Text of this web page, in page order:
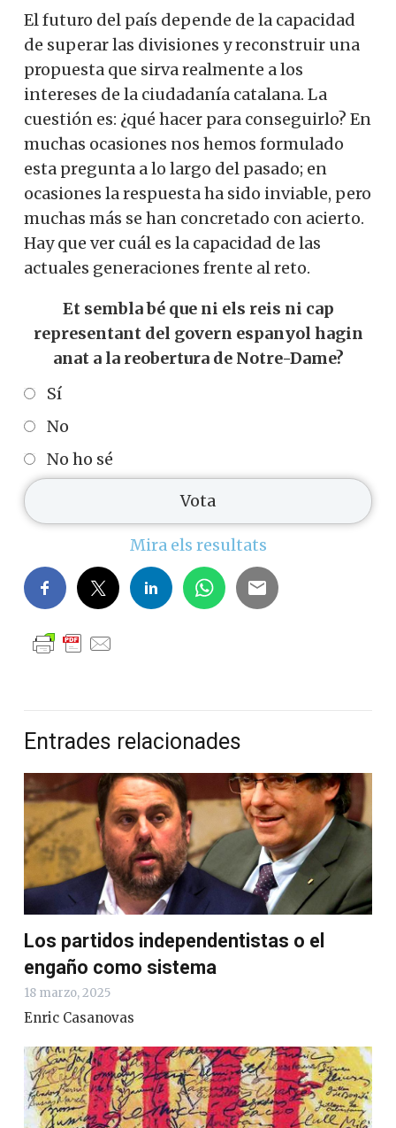
El futuro del país depende de la capacidad
de superar las divisiones y reconstruir una
propuesta que sirva realmente a los
intereses de la ciudadanía catalana. La
cuestión es: ¿qué hacer para conseguirlo? En
muchas ocasiones nos hemos formulado
esta pregunta a lo largo del pasado; en
ocasiones la respuesta ha sido inviable, pero
muchas más se han concretado con acierto.
Hay que ver cuál es la capacidad de las
actuales generaciones frente al reto.
Et sembla bé que ni els reis ni cap
representant del govern espanyol hagin
anat a la reobertura de Notre-Dame?
Sí
No
No ho sé
Mira els resultats
Entrades relacionades
Los partidos independentistas o el
engaño como sistema
18 marzo, 2025
Enric Casanovas